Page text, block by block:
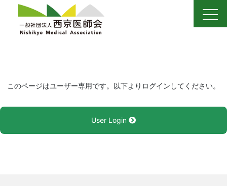
content
このページはユーザー専用です。以下よりログインしてください。
User Login